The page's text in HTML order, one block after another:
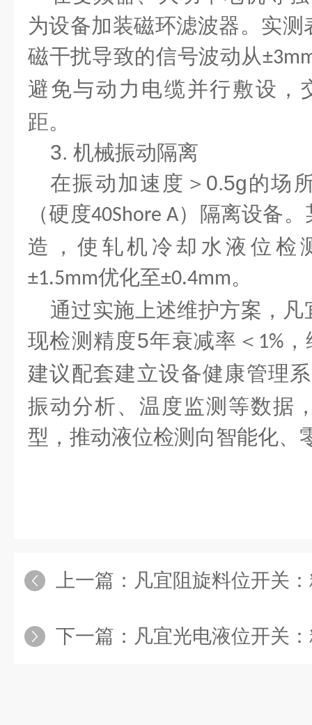
为设备加装磁环滤波器。实
磁干扰导致的信号波动从
避免与动力电缆并行敷设，
距。
3. 机械振动隔离
在振动加速度＞ 0.5g的场
（硬度40Shore A）隔离设备
造，使轧机冷却水液位检
±1.5mm优化至±0.4mm。
通过实施上述维护方案，
现检测精度5年衰减率＜ 1%，
建议配套建立设备健康管理
振动分析、温度监测等数据
型，推动液位检测向智能化、
上一篇： 凡宜阻旋料位开关：精
下一篇： 凡宜光电液位开关：精准